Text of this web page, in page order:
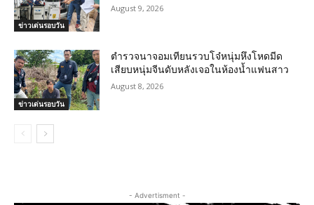
ข่าวเด่นรอบวัน
August 9, 2026
ข่าวเด่นรอบวัน
ตำรวจนาจอมเทียนรวบโจ๋หนุ่มหึงโหดมีด
เสียบหนุ่มจีนดับหลังเจอในห้องน้ำแฟนสาว
August 8, 2026
- Advertisment -